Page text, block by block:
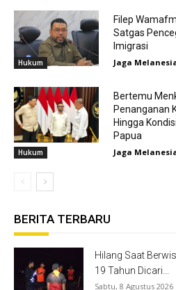
Hukum
Filep
Satgas
Imigrasi
Jaga
Hukum
Bertemu
Penanganan
Hingga
Papua
Jaga
BERITA TERBARU
Hilang Saat
19 Tahun Dicari...
Sabtu, 8 Agustus 2026